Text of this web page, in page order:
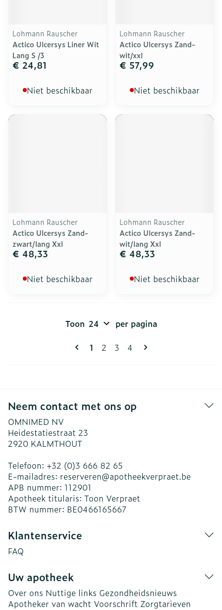
Lohmann Rauscher
Actico Ulcersys Liner Wit
Lang S /3
€ 24,81
Niet beschikbaar
Lohmann Rauscher
Actico Ulcersys Zand-
wit/xxl
€ 57,99
Niet beschikbaar
Lohmann Rauscher
Actico Ulcersys Zand-
zwart/lang Xxl
€ 48,33
Niet beschikbaar
Lohmann Rauscher
Actico Ulcersys Zand-
wit/lang Xxl
€ 48,33
Niet beschikbaar
Pagina's
U lees momenteel pagina
1 Pagina
2 Pagina
3 Pagina
4
Toon per pagina
Neem contact met ons op
OMNIMED NV
Heidestatiestraat 23
2920 KALMTHOUT
Telefoon: +32 (0)3 666 82 65
E-mailadres: reserveren@apotheekverpraet.be
APB nummer: 112901
Apotheek titularis: Toon Verpraet
BTW nummer: BE0466165667
Klantenservice
FAQ
Uw apotheek
Over ons Nuttige links Gezondheidsnieuws
Apotheker van wacht Voorschrift Zorgtarieven